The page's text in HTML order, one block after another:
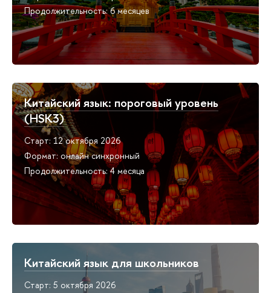
Продолжительность: 6 месяцев
Китайский язык: пороговый уровень
(HSK3)
Старт: 12 октября 2026
Формат: онлайн синхронный
Продолжительность: 4 месяца
Китайский язык для школьников
Старт: 5 октября 2026